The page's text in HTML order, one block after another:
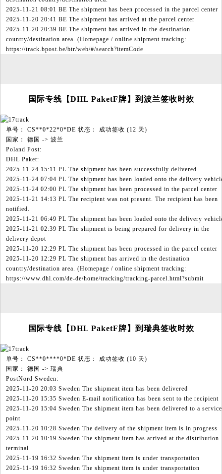
2025-11-21 08:01 BE The shipment has been processed in the parcel center
2025-11-20 20:41 BE The shipment has arrived at the parcel center
2025-11-20 20:39 BE The shipment has arrived in the destination
country/destination area. (Homepage / online shipment tracking:
https://track.bpost.be/btr/web/#/search?itemCode
国际专线【DHL PaketF牌】到波兰签收时效
单号： CS**0*22*0*DE 状态： 成功签收 (12 天)
国家： 德国 -> 波兰
Poland Post:
DHL Paket:
2025-11-24 15:11 PL The shipment has been successfully delivered
2025-11-24 07:04 PL The shipment has been loaded onto the delivery
2025-11-24 02:00 PL The shipment has been processed in the parcel center
2025-11-21 14:13 PL The recipient was not present. The recipient has been
notified.
2025-11-21 06:49 PL The shipment has been loaded onto the delivery
2025-11-21 02:39 PL The shipment is being prepared for delivery in the
delivery depot
2025-11-20 12:29 PL The shipment has been processed in the parcel center
2025-11-20 12:29 PL The shipment has arrived in the destination
country/destination area. (Homepage / online shipment tracking:
https://www.dhl.com/de-de/home/tracking/tracking-parcel.html?submit
国际专线【DHL PaketF牌】到瑞典签收时效
单号： CS**0****0*DE 状态： 成功签收 (10 天)
国家： 德国 -> 瑞典
PostNord Sweden:
2025-11-20 20:03 Sweden The shipment item has been delivered
2025-11-20 15:35 Sweden E-mail notification has been sent to the recipient
2025-11-20 15:04 Sweden The shipment item has been delivered to a service
point
2025-11-20 10:28 Sweden The delivery of the shipment item is in progress
2025-11-20 10:19 Sweden The shipment item has arrived at the distribution
terminal
2025-11-19 16:32 Sweden The shipment item is under transportation
2025-11-19 16:32 Sweden The shipment item is under transportation